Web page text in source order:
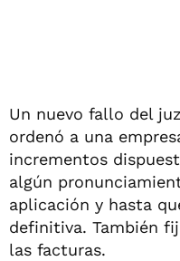
Un nuevo fallo del
ordenó a una
incrementos
algún
aplicación y hasta
definitiva. También
las facturas.